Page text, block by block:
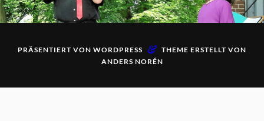
PRÄSENTIERT VON WORDPRESS & THEME ERSTELLT VON
ANDERS NORÉN